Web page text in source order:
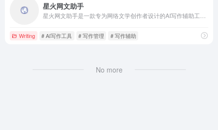
星火网文助手
Writing # AI写作工具 # 写作管理 # 写作辅助
No more